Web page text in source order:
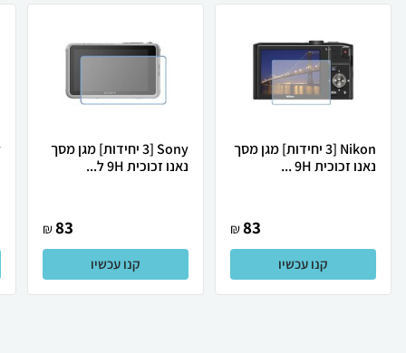
Nikon [3 יחידות] מגן מסך
נאנו זכוכית 9H ...
83
₪
קנו עכשיו
Sony [3 יחידות] מגן מסך
נאנו זכוכית 9H ל...
83
₪
קנו עכשיו